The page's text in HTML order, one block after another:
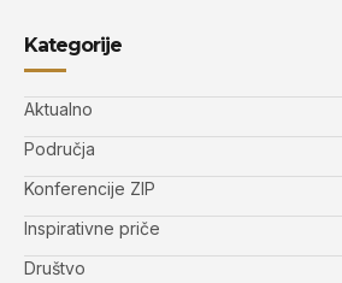
Kategorije
Aktualno
Područja
Konferencije ZIP
Inspirativne priče
Društvo